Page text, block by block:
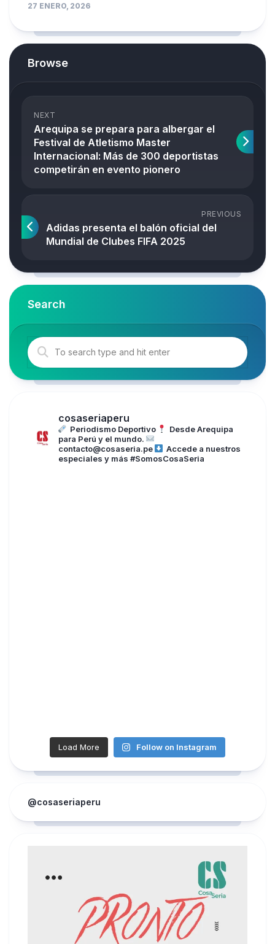
27 ENERO, 2026
Browse
NEXT
Arequipa se prepara para albergar el
Festival de Atletismo Master
Internacional: Más de 300 deportistas
competirán en evento pionero
PREVIOUS
Adidas presenta el balón oficial del
Mundial de Clubes FIFA 2025
Search
cosaseriaperu
Periodismo Deportivo
Desde Arequipa
para Perú y el mundo.
contacto@cosaseria.pe
Accede a nuestros
especiales y más #SomosCosaSeria
Load More Follow on Instagram
@cosaseriaperu